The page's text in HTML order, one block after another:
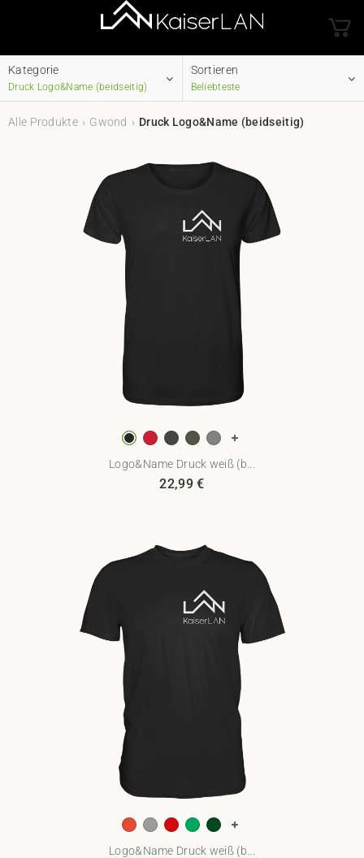
Kategorie
Druck Logo&Name (beidseitig)
Sortieren
Beliebteste
Alle Produkte Gwond Druck Logo&Name (beidseitig)
Logo&Name Druck weiß (b...
22,99€
Logo&Name Druck weiß (b...